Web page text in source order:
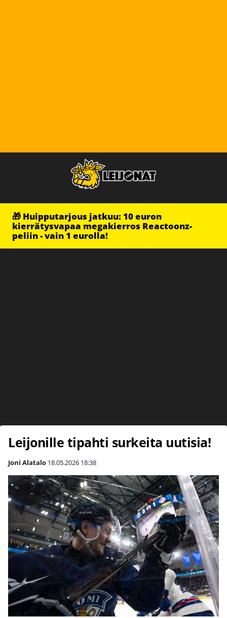
🎁 Huipputarjous jatkuu: 10 euron
kierrätysvapaa megakierros Reactoonz-
peliin - vain 1 eurolla!
Leijonille tipahti surkeita uutisia!
Joni Alatalo 18.05.2026 18:38